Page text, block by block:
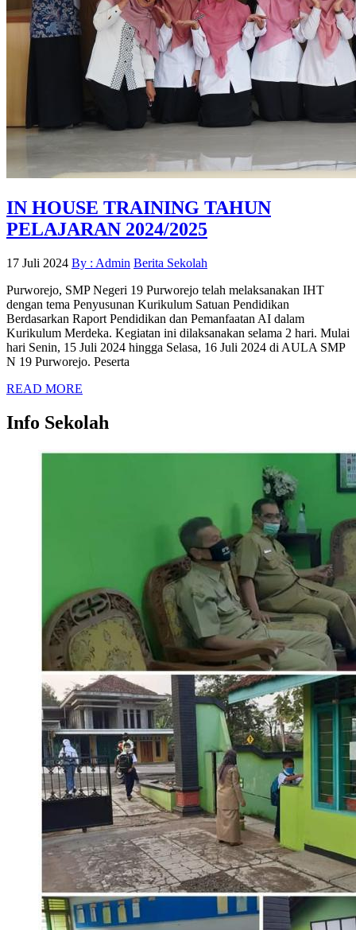
IN HOUSE TRAINING TAHUN
PELAJARAN 2024/2025
17 Juli 2024 By : Admin Berita Sekolah
Purworejo, SMP Negeri 19 Purworejo telah melaksanakan IHT
dengan tema Penyusunan Kurikulum Satuan Pendidikan
Berdasarkan Raport Pendidikan dan Pemanfaatan AI dalam
Kurikulum Merdeka. Kegiatan ini dilaksanakan selama 2 hari. Mulai
hari Senin, 15 Juli 2024 hingga Selasa, 16 Juli 2024 di AULA SMP
N 19 Purworejo. Peserta
READ MORE
Info Sekolah